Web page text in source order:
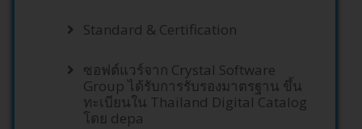
Standard & Certification
ซอฟต์แวร์จาก Crystal Software
Group ได้รับการรับรองมาตรฐาน ขึ้น
ทะเบียนใน Thailand Digital Catalog
โดย depa